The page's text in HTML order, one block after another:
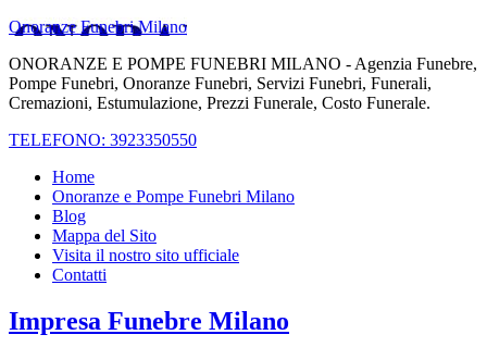
Onoranze Funebri Milano
ONORANZE E POMPE FUNEBRI MILANO - Agenzia Funebre,
Pompe Funebri, Onoranze Funebri, Servizi Funebri, Funerali,
Cremazioni, Estumulazione, Prezzi Funerale, Costo Funerale.
TELEFONO: 3923350550
Home
Onoranze e Pompe Funebri Milano
Blog
Mappa del Sito
Visita il nostro sito ufficiale
Contatti
Impresa Funebre Milano